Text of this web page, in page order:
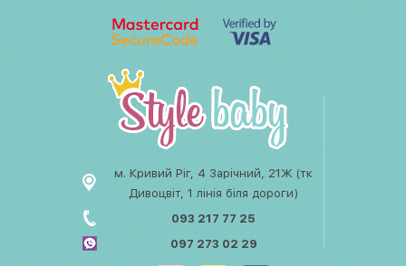
м. Кривий Ріг, 4 Зарічний, 21Ж (тк
Дивоцвіт, 1 лінія біля дороги)
093 217 77 25
097 273 02 29